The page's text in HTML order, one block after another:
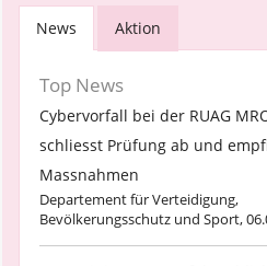
News Aktion
Top News
Cybervorfall bei der RUAG
schliesst Prüfung ab und
Massnahmen
Departement für Verteidigung,
Bevölkerungsschutz und Sport,